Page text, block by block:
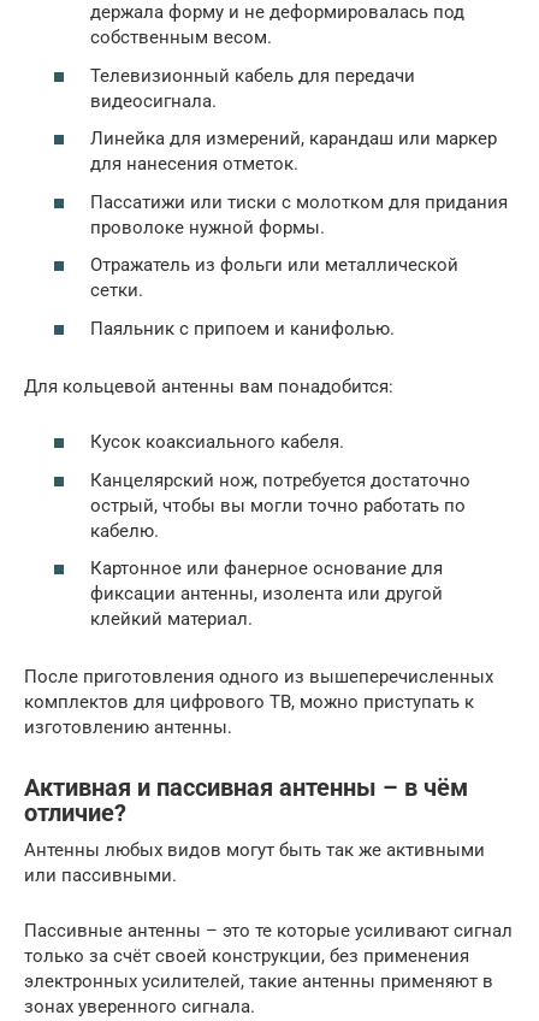
держала форму и не деформировалась под
собственным весом.
Телевизионный кабель для передачи
видеосигнала.
Линейка для измерений, карандаш или маркер
для нанесения отметок.
Пассатижи или тиски с молотком для придания
проволоке нужной формы.
Отражатель из фольги или металлической
сетки.
Паяльник с припоем и канифолью.
Для кольцевой антенны вам понадобится:
Кусок коаксиального кабеля.
Канцелярский нож, потребуется достаточно
острый, чтобы вы могли точно работать по
кабелю.
Картонное или фанерное основание для
фиксации антенны, изолента или другой
клейкий материал.
После приготовления одного из вышеперечисленных
комплектов для цифрового ТВ, можно приступать к
изготовлению антенны.
Активная и пассивная антенны – в чём
отличие?
Антенны любых видов могут быть так же активными
или пассивными.
Пассивные антенны – это те которые усиливают сигнал
только за счёт своей конструкции, без применения
электронных усилителей, такие антенны применяют в
зонах уверенного сигнала.